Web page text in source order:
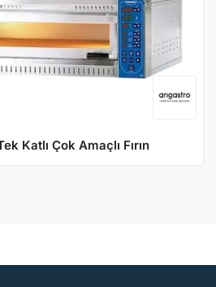
Katlı Çok Amaçlı Fırın